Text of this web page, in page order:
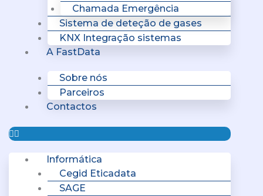
Chamada Emergência
Sistema de deteção de gases
KNX Integração sistemas
A FastData
Sobre nós
Parceiros
Contactos
Informática
Cegid Eticadata
SAGE